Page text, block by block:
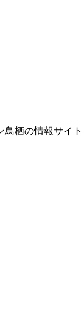
鳥栖の情報サイト